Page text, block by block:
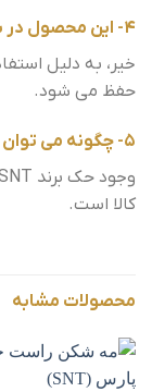
4- این محصول در برابر نور خورشید تغییر رنگ می دهد؟
حفظ می شود.
5- چگونه می توان از اصل بودن محصول مطمئن شد؟
کالا است.
محصولات مشابه